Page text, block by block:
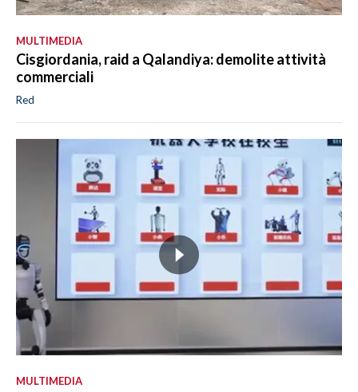
MULTIMEDIA
Cisgiordania, raid a Qalandiya: demolite attività
commerciali
Red
MULTIMEDIA